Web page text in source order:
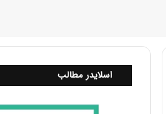
اسلایدر مطالب